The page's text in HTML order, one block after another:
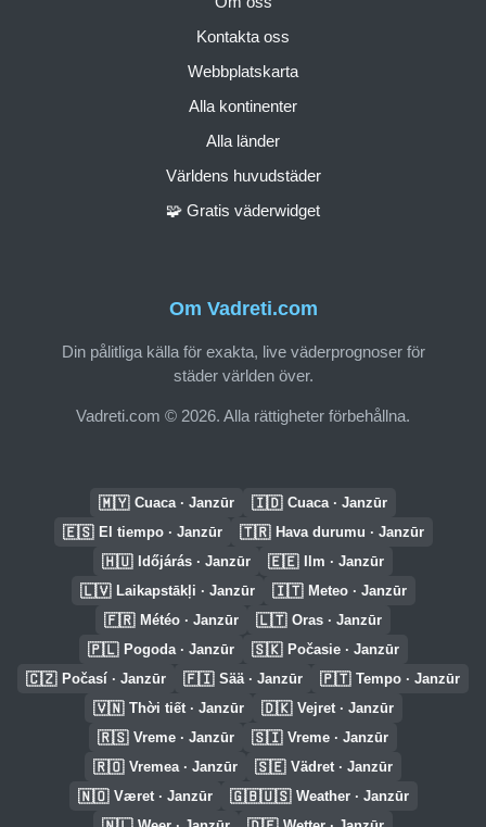
Om Vadreti.com
Din pålitliga källa för exakta, live väderprognoser för
städer världen över.
Vadreti.com © 2026. Alla rättigheter förbehållna.
Kontakta oss
Webbplatskarta
Alla kontinenter
Alla länder
Världens huvudstäder
🧩 Gratis väderwidget
🇲🇾 Cuaca · Janzūr 🇮🇩 Cuaca · Janzūr
🇪🇸 El tiempo · Janzūr 🇹🇷 Hava durumu · Janzūr
🇭🇺 Időjárás · Janzūr 🇪🇪 Ilm · Janzūr
🇱🇻 Laikapstākļi · Janzūr 🇮🇹 Meteo · Janzūr
🇫🇷 Météo · Janzūr 🇱🇹 Oras · Janzūr
🇵🇱 Pogoda · Janzūr 🇸🇰 Počasie · Janzūr
🇨🇿 Počasí · Janzūr 🇫🇮 Sää · Janzūr 🇵🇹 Tempo · Janzūr
🇻🇳 Thời tiết · Janzūr 🇩🇰 Vejret · Janzūr
🇷🇸 Vreme · Janzūr 🇸🇮 Vreme · Janzūr
🇷🇴 Vremea · Janzūr 🇸🇪 Vädret · Janzūr
🇳🇴 Været · Janzūr 🇬🇧🇺🇸 Weather · Janzūr